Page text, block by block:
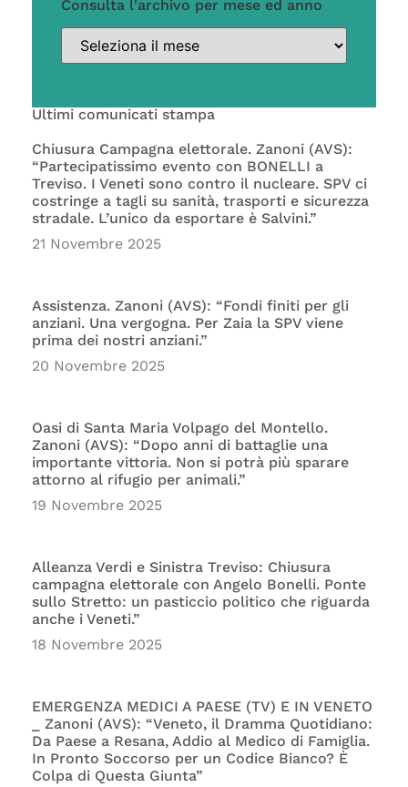
Consulta l'archivo per mese ed anno
Ultimi comunicati stampa
Chiusura Campagna elettorale. Zanoni (AVS):
“Partecipatissimo evento con BONELLI a
Treviso. I Veneti sono contro il nucleare. SPV ci
costringe a tagli su sanità, trasporti e sicurezza
stradale. L’unico da esportare è Salvini.”
21 Novembre 2025
Assistenza. Zanoni (AVS): “Fondi finiti per gli
anziani. Una vergogna. Per Zaia la SPV viene
prima dei nostri anziani.”
20 Novembre 2025
Oasi di Santa Maria Volpago del Montello.
Zanoni (AVS): “Dopo anni di battaglie una
importante vittoria. Non si potrà più sparare
attorno al rifugio per animali.”
19 Novembre 2025
Alleanza Verdi e Sinistra Treviso: Chiusura
campagna elettorale con Angelo Bonelli. Ponte
sullo Stretto: un pasticcio politico che riguarda
anche i Veneti.”
18 Novembre 2025
EMERGENZA MEDICI A PAESE (TV) E IN VENETO
_ Zanoni (AVS): “Veneto, il Dramma Quotidiano:
Da Paese a Resana, Addio al Medico di Famiglia.
In Pronto Soccorso per un Codice Bianco? È
Colpa di Questa Giunta”